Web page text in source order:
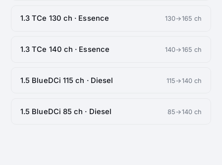
1.3 TCe 130 ch · Essence 130→165 ch
1.3 TCe 140 ch · Essence 140→165 ch
1.5 BlueDCi 115 ch · Diesel 115→140 ch
1.5 BlueDCi 85 ch · Diesel 85→140 ch